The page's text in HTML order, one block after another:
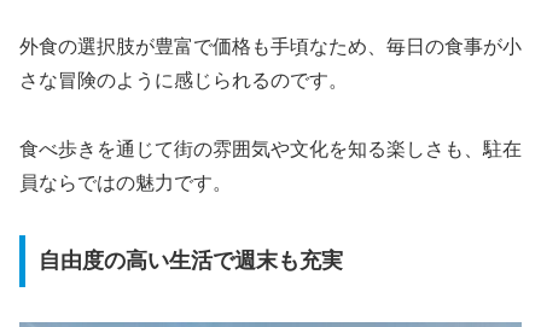
外食の選択肢が豊富で価格も手頃なため、毎日の食事が小
さな冒険のように感じられるのです。
食べ歩きを通じて街の雰囲気や文化を知る楽しさも、駐在
員ならではの魅力です。
自由度の高い生活で週末も充実